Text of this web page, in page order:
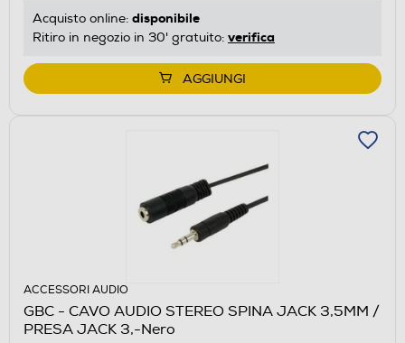
Acquisto online: disponibile
Ritiro in negozio in 30' gratuito: verifica
AGGIUNGI
ACCESSORI AUDIO
GBC - CAVO AUDIO STEREO SPINA JACK 3,5MM /
PRESA JACK 3,-Nero